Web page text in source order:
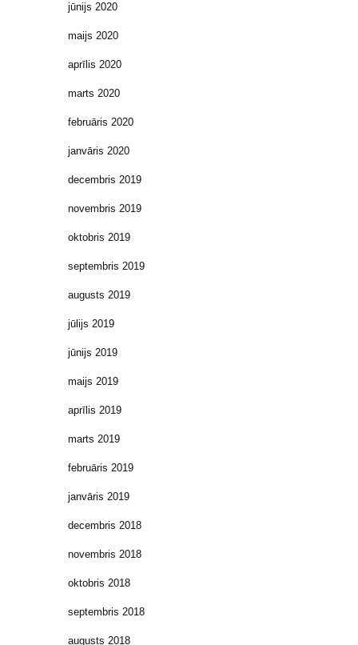
jūnijs 2020
maijs 2020
aprīlis 2020
marts 2020
februāris 2020
janvāris 2020
decembris 2019
novembris 2019
oktobris 2019
septembris 2019
augusts 2019
jūlijs 2019
jūnijs 2019
maijs 2019
aprīlis 2019
marts 2019
februāris 2019
janvāris 2019
decembris 2018
novembris 2018
oktobris 2018
septembris 2018
augusts 2018